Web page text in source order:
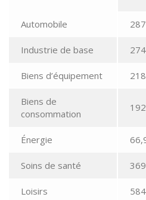
Automobile
Industrie de base
Biens d’équipement
Biens de
consommation
Énergie
Soins de santé
Loisirs